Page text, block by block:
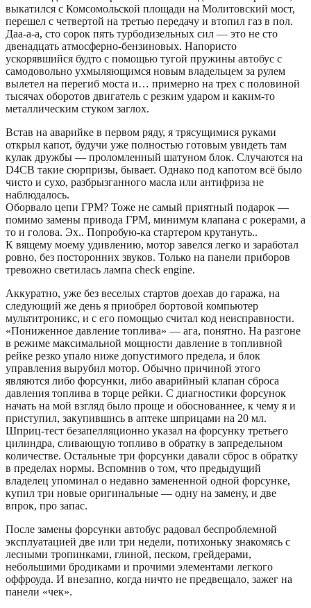
выкатился с Комсомольской площади на Молитовский мост,
перешел с четвертой на третью передачу и втопил газ в пол.
Даа-а-а, сто сорок пять турбодизельных сил — это не сто
двенадцать атмосферно-бензиновых. Напористо
ускорявшийся будто с помощью тугой пружины автобус с
самодовольно ухмыляющимся новым владельцем за рулем
вылетел на перегиб моста и… примерно на трех с половиной
тысячах оборотов двигатель с резким ударом и каким-то
металлическим стуком заглох.
Встав на аварийке в первом ряду, я трясущимися руками
открыл капот, будучи уже полностью готовым увидеть там
кулак дружбы — проломленный шатуном блок. Случаются на
D4CB такие сюрпризы, бывает. Однако под капотом всё было
чисто и сухо, разбрызганного масла или антифриза не
наблюдалось.
Оборвало цепи ГРМ? Тоже не самый приятный подарок —
помимо замены привода ГРМ, минимум клапана с рокерами, а
то и голова. Эх.. Попробую-ка стартером крутануть..
К вящему моему удивлению, мотор завелся легко и заработал
ровно, без посторонних звуков. Только на панели приборов
тревожно светилась лампа check engine.
Аккуратно, уже без веселых стартов доехав до гаража, на
следующий же день я приобрел бортовой компьютер
мультитроникс, и с его помощью считал код неисправности.
«Пониженное давление топлива» — ага, понятно. На разгоне
в режиме максимальной мощности давление в топливной
рейке резко упало ниже допустимого предела, и блок
управления вырубил мотор. Обычно причиной этого
являются либо форсунки, либо аварийный клапан сброса
давления топлива в торце рейки. С диагностики форсунок
начать на мой взгляд было проще и обоснованнее, к чему я и
приступил, закупившись в аптеке шприцами на 20 мл.
Шприц-тест безапелляционно указал на форсунку третьего
цилиндра, сливающую топливо в обратку в запредельном
количестве. Остальные три форсунки давали сброс в обратку
в пределах нормы. Вспомнив о том, что предыдущий
владелец упоминал о недавно замененной одной форсунке,
купил три новые оригинальные — одну на замену, и две
впрок, про запас.
После замены форсунки автобус радовал беспроблемной
эксплуатацией две или три недели, потихоньку знакомясь с
лесными тропинками, глиной, песком, грейдерами,
небольшими бродиками и прочими элементами легкого
оффроуда. И внезапно, когда ничто не предвещало, зажег на
панели «чек».